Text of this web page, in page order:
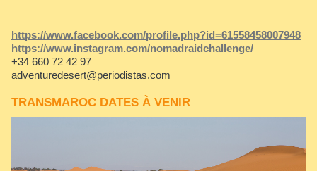
https://www.facebook.com/profile.php?id=61558458007948
https://www.instagram.com/nomadraidchallenge/
+34 660 72 42 97
adventuredesert@periodistas.com
TRANSMAROC DATES À VENIR